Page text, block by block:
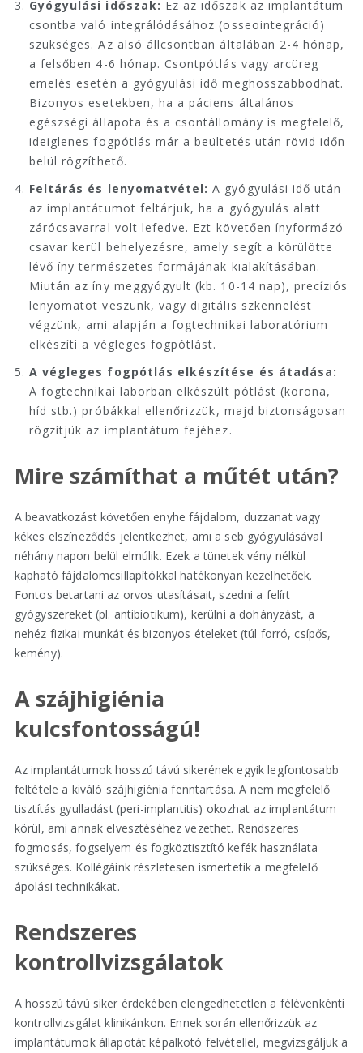
Gyógyulási időszak: Ez az időszak az implantátum
csontba való integrálódásához (osseointegráció)
szükséges. Az alsó állcsontban általában 2-4 hónap,
a felsőben 4-6 hónap. Csontpótlás vagy arcüreg
emelés esetén a gyógyulási idő meghosszabbodhat.
Bizonyos esetekben, ha a páciens általános
egészségi állapota és a csontállomány is megfelelő,
ideiglenes fogpótlás már a beültetés után rövid időn
belül rögzíthető.
Feltárás és lenyomatvétel: A gyógyulási idő után
az implantátumot feltárjuk, ha a gyógyulás alatt
zárócsavarral volt lefedve. Ezt követően ínyformázó
csavar kerül behelyezésre, amely segít a körülötte
lévő íny természetes formájának kialakításában.
Miután az íny meggyógyult (kb. 10-14 nap), precíziós
lenyomatot veszünk, vagy digitális szkennelést
végzünk, ami alapján a fogtechnikai laboratórium
elkészíti a végleges fogpótlást.
A végleges fogpótlás elkészítése és átadása:
A fogtechnikai laborban elkészült pótlást (korona,
híd stb.) próbákkal ellenőrizzük, majd biztonságosan
rögzítjük az implantátum fejéhez.
Mire számíthat a műtét után?
A beavatkozást követően enyhe fájdalom, duzzanat vagy
kékes elszíneződés jelentkezhet, ami a seb gyógyulásával
néhány napon belül elmúlik. Ezek a tünetek vény nélkül
kapható fájdalomcsillapítókkal hatékonyan kezelhetőek.
Fontos betartani az orvos utasításait, szedni a felírt
gyógyszereket (pl. antibiotikum), kerülni a dohányzást, a
nehéz fizikai munkát és bizonyos ételeket (túl forró, csípős,
kemény).
A szájhigiénia
kulcsfontosságú!
Az implantátumok hosszú távú sikerének egyik legfontosabb
feltétele a kiváló szájhigiénia fenntartása. A nem megfelelő
tisztítás gyulladást (peri-implantitis) okozhat az implantátum
körül, ami annak elvesztéséhez vezethet. Rendszeres
fogmosás, fogselyem és fogköztisztító kefék használata
szükséges. Kollégáink részletesen ismertetik a megfelelő
ápolási technikákat.
Rendszeres
kontrollvizsgálatok
A hosszú távú siker érdekében elengedhetetlen a félévenkénti
kontrollvizsgálat klinikánkon. Ennek során ellenőrizzük az
implantátumok állapotát képalkotó felvétellel, megvizsgáljuk a